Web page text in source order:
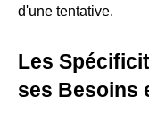
d'une tentative.
Les
ses Besoins